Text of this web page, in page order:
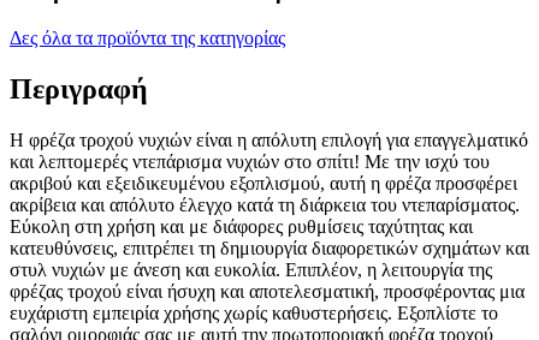
Δες όλα τα προϊόντα της κατηγορίας
Περιγραφή
Η φρέζα τροχού νυχιών είναι η απόλυτη επιλογή για επαγγελματικό
και λεπτομερές ντεπάρισμα νυχιών στο σπίτι! Με την ισχύ του
ακριβού και εξειδικευμένου εξοπλισμού, αυτή η φρέζα προσφέρει
ακρίβεια και απόλυτο έλεγχο κατά τη διάρκεια του ντεπαρίσματος.
Εύκολη στη χρήση και με διάφορες ρυθμίσεις ταχύτητας και
κατευθύνσεις, επιτρέπει τη δημιουργία διαφορετικών σχημάτων και
στυλ νυχιών με άνεση και ευκολία. Επιπλέον, η λειτουργία της
φρέζας τροχού είναι ήσυχη και αποτελεσματική, προσφέροντας μια
ευχάριστη εμπειρία χρήσης χωρίς καθυστερήσεις. Εξοπλίστε το
σαλόνι ομορφιάς σας με αυτή την πρωτοποριακή φρέζα τροχού